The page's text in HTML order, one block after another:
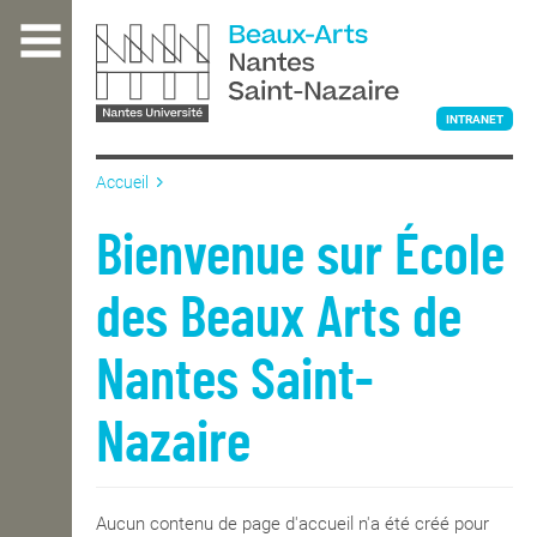
contenu
L'ÉCOLE
ENSEIGNEMENT
INTERNATIONAL
INTRANET
Accueil
Bienvenue sur École
des Beaux Arts de
Nantes Saint-
Nazaire
Aucun contenu de page d'accueil n'a été créé pour